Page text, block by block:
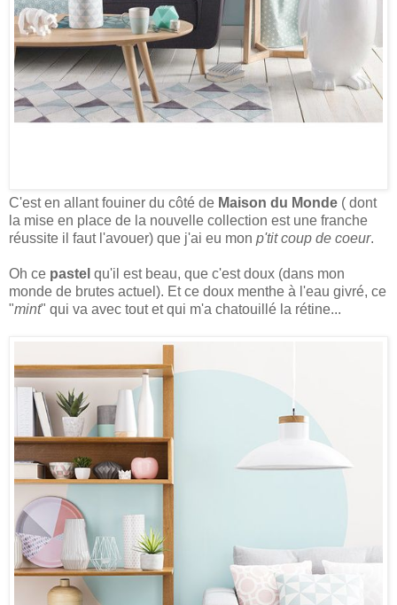
C'est en allant fouiner du côté de Maison du Monde ( dont
la mise en place de la nouvelle collection est une franche
réussite il faut l'avouer) que j'ai eu mon p'tit coup de coeur.
Oh ce pastel qu'il est beau, que c'est doux (dans mon
monde de brutes actuel). Et ce doux menthe à l'eau givré, ce
"mint" qui va avec tout et qui m'a chatouillé la rétine...